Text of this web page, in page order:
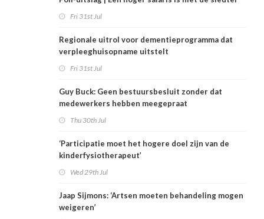
Fri 31st Jul
Regionale uitrol voor dementieprogramma dat
verpleeghuisopname uitstelt
Fri 31st Jul
Guy Buck: Geen bestuursbesluit zonder dat
medewerkers hebben meegepraat
Thu 30th Jul
‘Participatie moet het hogere doel zijn van de
kinderfysiotherapeut’
Wed 29th Jul
Jaap Sijmons: ‘Artsen moeten behandeling mogen
weigeren’